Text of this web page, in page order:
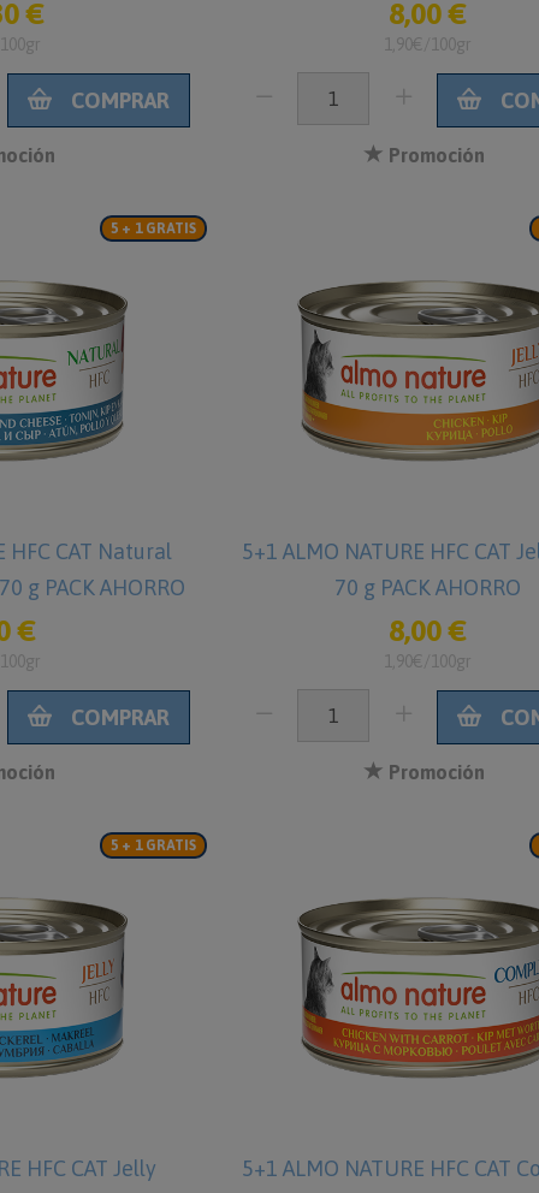
€
COMPRAR
8,00 €
1,90€/100gr
Promoción
5 + 1 GRATIS
HFC CAT Natural
g PACK AHORRO
€
COMPRAR
5+1 ALMO NATURE HFC CAT
70 g PACK AHORRO
8,00 €
1,90€/100gr
Promoción
5 + 1 GRATIS
HFC CAT Jelly
5+1 ALMO NATURE HFC CAT